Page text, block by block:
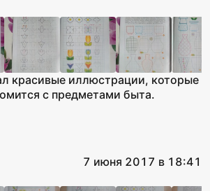
красивые иллюстрации, которые
с предметами быта.
7 июня 2017 в 18:41